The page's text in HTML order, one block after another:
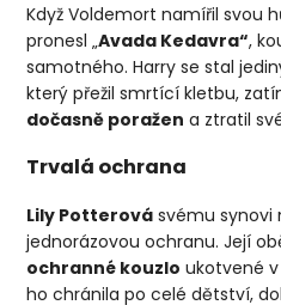
Když Voldemort namířil svou
pronesl „Avada Kedavra“,
samotného. Harry se stal
který přežil smrtící kletbu,
dočasně poražen a ztratil
Trvalá ochrana
Lily Potterová svému synovi
jednorázovou ochranu. Její
ochranné kouzlo ukotvené v
ho chránila po celé dětství,